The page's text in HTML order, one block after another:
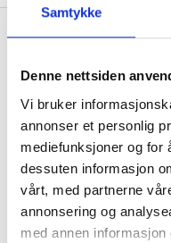
Samtykke
Denne nettsiden
Vi bruker
annonser et personlig
mediefunksjoner og for
dessuten informasjon
vårt, med partnerne
annonsering og
med annen
Description
OE: 03C115577A,
Technical